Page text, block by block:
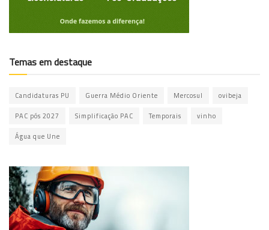
Temas em destaque
Candidaturas PU Guerra Médio Oriente Mercosul ovibeja
PAC pós 2027 Simplificação PAC Temporais vinho
Água que Une